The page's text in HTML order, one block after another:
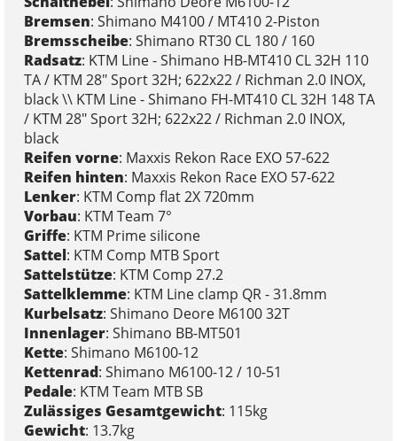
Bremsen: Shimano M4100 / MT410 2-Piston
Bremsscheibe: Shimano RT30 CL 180 / 160
Radsatz: KTM Line - Shimano HB-MT410 CL 32H 110
TA / KTM 28" Sport 32H; 622x22 / Richman 2.0 INOX,
black \\ KTM Line - Shimano FH-MT410 CL 32H 148 TA
/ KTM 28" Sport 32H; 622x22 / Richman 2.0 INOX,
black
Reifen vorne: Maxxis Rekon Race EXO 57-622
Reifen hinten: Maxxis Rekon Race EXO 57-622
Lenker: KTM Comp flat 2X 720mm
Vorbau: KTM Team 7°
Griffe: KTM Prime silicone
Sattel: KTM Comp MTB Sport
Sattelstütze: KTM Comp 27.2
Sattelklemme: KTM Line clamp QR - 31.8mm
Kurbelsatz: Shimano Deore M6100 32T
Innenlager: Shimano BB-MT501
Kette: Shimano M6100-12
Kettenrad: Shimano M6100-12 / 10-51
Pedale: KTM Team MTB SB
Zulässiges Gesamtgewicht: 115kg
Gewicht: 13.7kg